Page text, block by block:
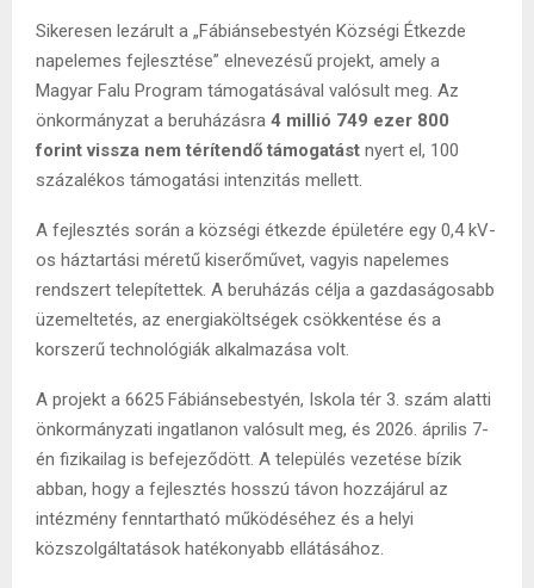
Sikeresen lezárult a „Fábiánsebestyén Községi Étkezde
napelemes fejlesztése” elnevezésű projekt, amely a
Magyar Falu Program támogatásával valósult meg. Az
önkormányzat a beruházásra 4 millió 749 ezer 800
forint vissza nem térítendő támogatást nyert el, 100
százalékos támogatási intenzitás mellett.
A fejlesztés során a községi étkezde épületére egy 0,4 kV-
os háztartási méretű kiserőművet, vagyis napelemes
rendszert telepítettek. A beruházás célja a gazdaságosabb
üzemeltetés, az energiaköltségek csökkentése és a
korszerű technológiák alkalmazása volt.
A projekt a 6625 Fábiánsebestyén, Iskola tér 3. szám alatti
önkormányzati ingatlanon valósult meg, és 2026. április 7-
én fizikailag is befejeződött. A település vezetése bízik
abban, hogy a fejlesztés hosszú távon hozzájárul az
intézmény fenntartható működéséhez és a helyi
közszolgáltatások hatékonyabb ellátásához.